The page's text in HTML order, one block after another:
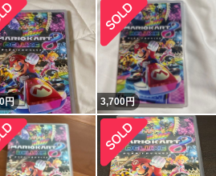
円 3,700円